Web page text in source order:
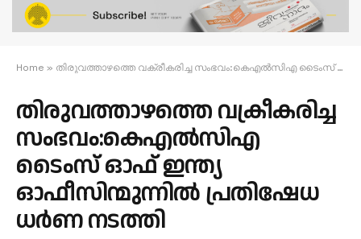
Home » തിരുവത്താഴത്തെ വക്രീകരിച്ച സംഭവം:കെഎല്‍സിഎ ടൈംസ് ഓഫ് ഇന്ത്യ ഓഫീസിന്മുന്നില്‍ പ്രതിഷേധ ധര്‍ണ നടത്തി
തിരുവത്താഴത്തെ വക്രീകരിച്ച
സംഭവം:കെഎല്‍സിഎ
ടൈംസ് ഓഫ് ഇന്ത്യ
ഓഫീസിന്മുന്നില്‍ പ്രതിഷേധ
ധര്‍ണ നടത്തി